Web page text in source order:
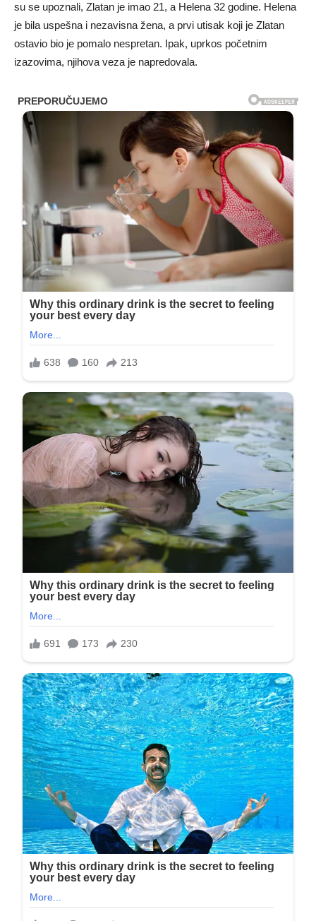
su se upoznali, Zlatan je imao 21, a Helena 32 godine. Helena
je bila uspešna i nezavisna žena, a prvi utisak koji je Zlatan
ostavio bio je pomalo nespretan. Ipak, uprkos početnim
izazovima, njihova veza je napredovala.